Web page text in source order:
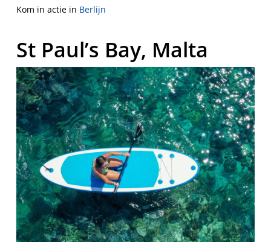
Kom in actie in Berlijn
St Paul’s Bay, Malta